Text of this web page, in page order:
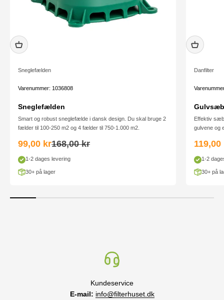
Sneglefælden
Varenummer: 1036808
Sneglefælden
Smart og robust sneglefælde i dansk design. Du skal bruge 2
fælder til 100-250 m2 og 4 fælder til 750-1.000 m2.
Salgspris
99,00 krNormalpris
168,00 kr
1-2 dages levering
30+ på lager
Danfilter
Effektiv
gulvene og
119,00
1-2
30+ på
Kundeservice
E-mail: info@filterhuset.dk